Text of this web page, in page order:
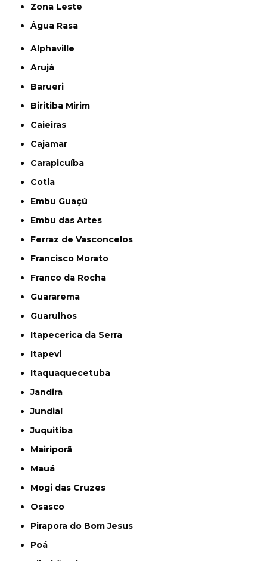
Zona Leste
Água Rasa
Alphaville
Arujá
Barueri
Biritiba Mirim
Caieiras
Cajamar
Carapicuíba
Cotia
Embu Guaçú
Embu das Artes
Ferraz de Vasconcelos
Francisco Morato
Franco da Rocha
Guararema
Guarulhos
Itapecerica da Serra
Itapevi
Itaquaquecetuba
Jandira
Jundiaí
Juquitiba
Mairiporã
Mauá
Mogi das Cruzes
Osasco
Pirapora do Bom Jesus
Poá